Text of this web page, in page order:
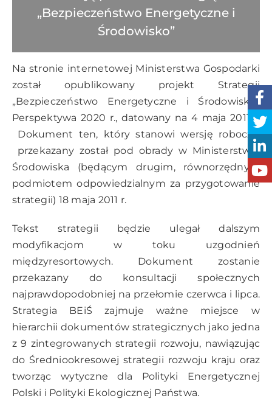
„Bezpieczeństwo Energetyczne i
Środowisko”
Na stronie internetowej Ministerstwa Gospodarki
został opublikowany projekt Strategii
„Bezpieczeństwo Energetyczne i Środowisko”
Perspektywa 2020 r., datowany na 4 maja 2011 r.
Dokument ten, który stanowi wersję roboczą,
przekazany został pod obrady w Ministerstwie
Środowiska (będącym drugim, równorzędnym
podmiotem odpowiedzialnym za przygotowanie
strategii) 18 maja 2011 r.
Tekst strategii będzie ulegał dalszym
modyfikacjom w toku uzgodnień
międzyresortowych. Dokument zostanie
przekazany do konsultacji społecznych
najprawdopodobniej na przełomie czerwca i lipca.
Strategia BEiŚ zajmuje ważne miejsce w
hierarchii dokumentów strategicznych jako jedna
z 9 zintegrowanych strategii rozwoju, nawiązując
do Średniookresowej strategii rozwoju kraju oraz
tworząc wytyczne dla Polityki Energetycznej
Polski i Polityki Ekologicznej Państwa.